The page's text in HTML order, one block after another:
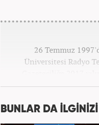
26 Temmuz
Üniversitesi Radyo
Gazeteciliğe 2017
BUNLAR DA